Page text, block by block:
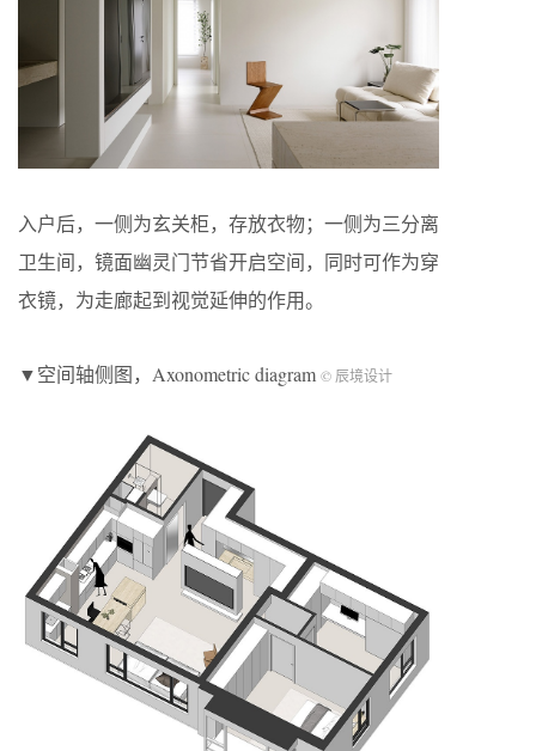
入户后，一侧为玄关柜，存放衣物；一侧为三分离
卫生间，镜面幽灵门节省开启空间，同时可作为穿
衣镜，为走廊起到视觉延伸的作用。
▼空间轴侧图，Axonometric diagram © 辰境设计